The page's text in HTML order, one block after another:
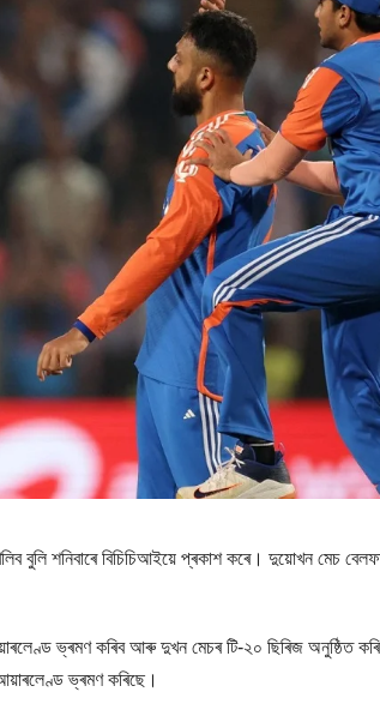
শনিবাৰে বিচিচিআইয়ে প্ৰকাশ কৰে। দুয়োখন মেচ
ভ্ৰমণ কৰিব আৰু দুখন মেচৰ টি-২০ ছিৰিজ অনুষ্ঠিত
ভ্ৰমণ কৰিছে।